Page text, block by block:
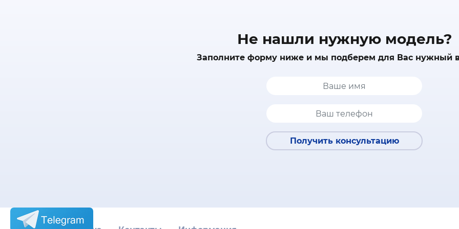
Не нашли нужную модель?
Заполните форму ниже и мы подберем для Вас нужный
Получить консультацию